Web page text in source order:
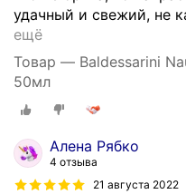
удачный и свежий, не
ещё
Товар — Baldessarini
50мл
Алена Рябко
4 отзыва
21 августа 2022